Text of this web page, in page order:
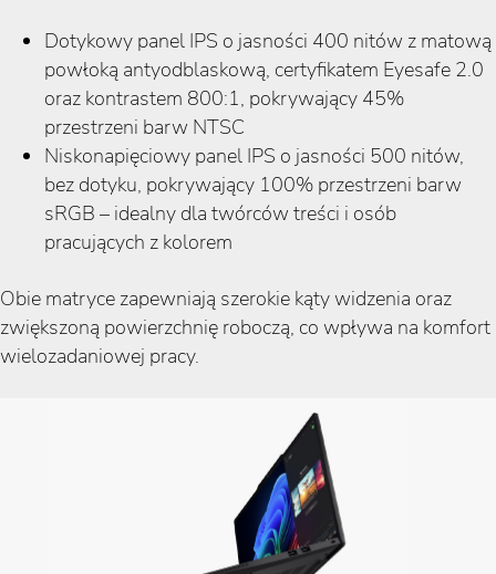
Dotykowy panel IPS o jasności 400 nitów z matową
powłoką antyodblaskową, certyfikatem Eyesafe 2.0
oraz kontrastem 800:1, pokrywający 45%
przestrzeni barw NTSC
Niskonapięciowy panel IPS o jasności 500 nitów,
bez dotyku, pokrywający 100% przestrzeni barw
sRGB – idealny dla twórców treści i osób
pracujących z kolorem
Obie matryce zapewniają szerokie kąty widzenia oraz
zwiększoną powierzchnię roboczą, co wpływa na komfort
wielozadaniowej pracy.